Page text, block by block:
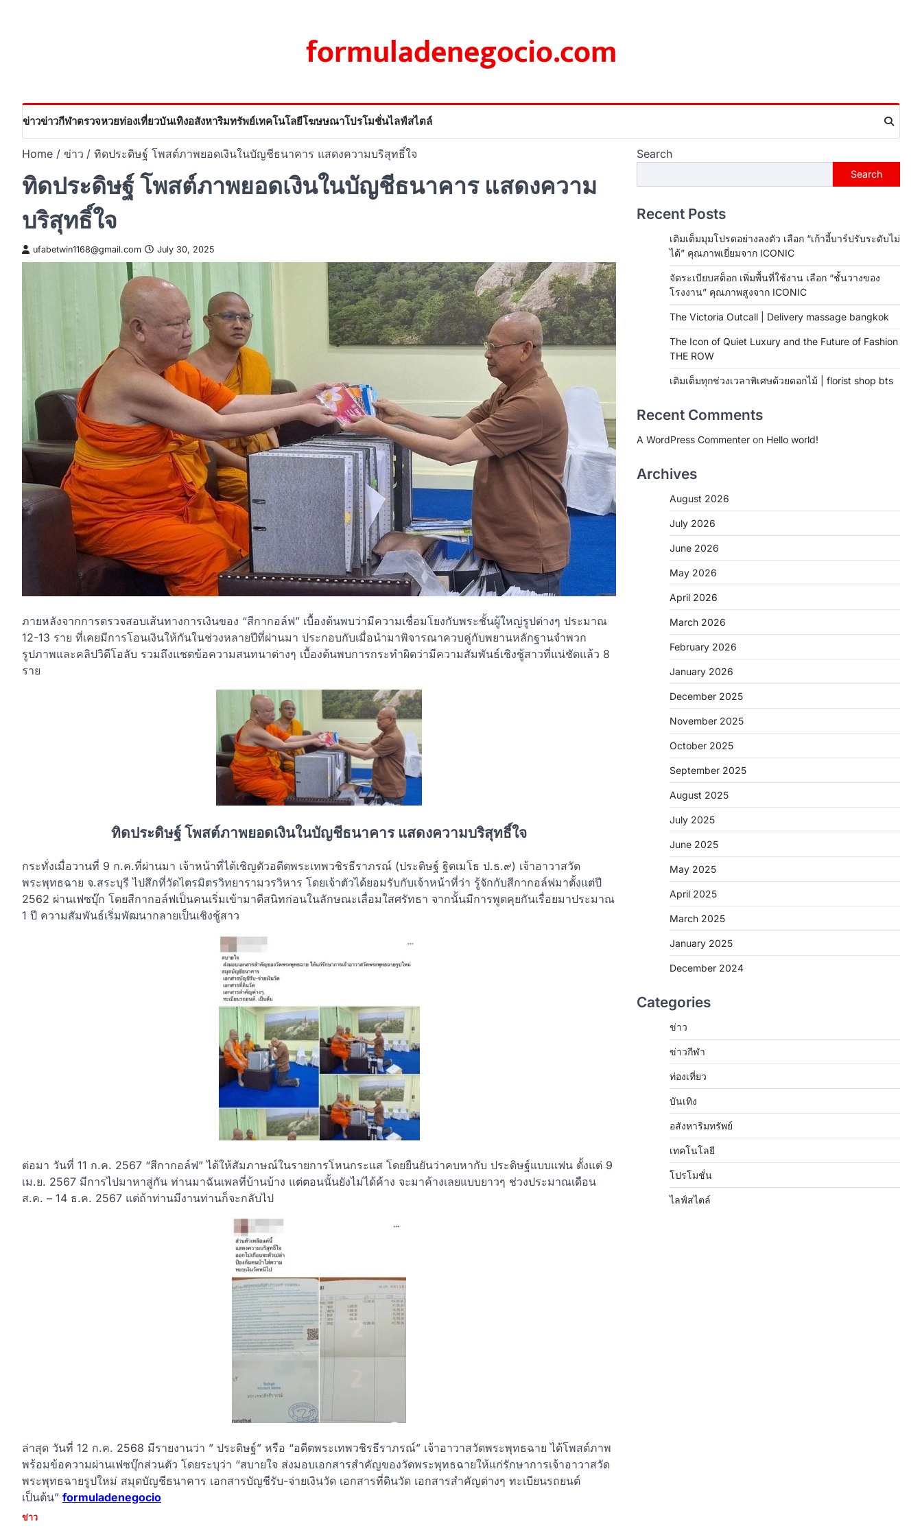
formuladenegocio.com
ข่าวข่าวกีฬาตรวจหวยท่องเที่ยวบันเทิงอสังหาริมทรัพย์เทคโนโลยีโฆษษณาโปรโมชั่นไลฟ์สไตล์
Home ข่าว ทิดประดิษฐ์ โพสต์ภาพยอดเงินในบัญชีธนาคาร แสดงความบริสุทธิ์ใจ
ทิดประดิษฐ์ โพสต์ภาพยอดเงินในบัญชีธนาคาร แสดงความ
บริสุทธิ์ใจ
ufabetwin1168@gmail.com July 30, 2025
ภายหลังจากการตรวจสอบเส้นทางการเงินของ “สีกากอล์ฟ” เบื้องต้นพบว่ามีความเชื่อมโยงกับพระชั้นผู้ใหญ่รูปต่างๆ ประมาณ
12-13 ราย ที่เคยมีการโอนเงินให้กันในช่วงหลายปีที่ผ่านมา ประกอบกับเมื่อนำมาพิจารณาควบคู่กับพยานหลักฐานจำพวก
รูปภาพและคลิปวิดีโอลับ รวมถึงแชตข้อความสนทนาต่างๆ เบื้องต้นพบการกระทำผิดว่ามีความสัมพันธ์เชิงชู้สาวที่แน่ชัดแล้ว 8
ราย
ทิดประดิษฐ์ โพสต์ภาพยอดเงินในบัญชีธนาคาร แสดงความบริสุทธิ์ใจ
กระทั่งเมื่อวานที่ 9 ก.ค.ที่ผ่านมา เจ้าหน้าที่ได้เชิญตัวอดีตพระเทพวชิรธีราภรณ์ (ประดิษฐ์ ฐิตเมโธ ป.ธ.๙) เจ้าอาวาสวัด
พระพุทธฉาย จ.สระบุรี ไปสึกที่วัดไตรมิตรวิทยารามวรวิหาร โดยเจ้าตัวได้ยอมรับกับเจ้าหน้าที่ว่า รู้จักกับสีกากอล์ฟมาตั้งแต่ปี
2562 ผ่านเฟซบุ๊ก โดยสีกากอล์ฟเป็นคนเริ่มเข้ามาตีสนิทก่อนในลักษณะเลื่อมใสศรัทธา จากนั้นมีการพูดคุยกันเรื่อยมาประมาณ
1 ปี ความสัมพันธ์เริ่มพัฒนากลายเป็นเชิงชู้สาว
ต่อมา วันที่ 11 ก.ค. 2567 “สีกากอล์ฟ” ได้ให้สัมภาษณ์ในรายการโหนกระแส โดยยืนยันว่าคบหากับ ประดิษฐ์แบบแฟน ตั้งแต่ 9
เม.ย. 2567 มีการไปมาหาสู่กัน ท่านมาฉันเพลที่บ้านบ้าง แต่ตอนนั้นยังไม่ได้ค้าง จะมาค้างเลยแบบยาวๆ ช่วงประมาณเดือน
ส.ค. – 14 ธ.ค. 2567 แต่ถ้าท่านมีงานท่านก็จะกลับไป
ล่าสุด วันที่ 12 ก.ค. 2568 มีรายงานว่า ” ประดิษฐ์” หรือ “อดีตพระเทพวชิรธีราภรณ์” เจ้าอาวาสวัดพระพุทธฉาย ได้โพสต์ภาพ
พร้อมข้อความผ่านเฟซบุ๊กส่วนตัว โดยระบุว่า “สบายใจ ส่งมอบเอกสารสำคัญของวัดพระพุทธฉายให้แก่รักษาการเจ้าอาวาสวัด
พระพุทธฉายรูปใหม่ สมุดบัญชีธนาคาร เอกสารบัญชีรับ-จ่ายเงินวัด เอกสารที่ดินวัด เอกสารสำคัญต่างๆ ทะเบียนรถยนต์
เป็นต้น” formuladenegocio
ข่าว
Search
Search
Recent Posts
เติมเต็มมุมโปรดอย่างลงตัว เลือก “เก้าอี้บาร์ปรับระดับไม่
ได้” คุณภาพเยี่ยมจาก ICONIC
จัดระเบียบสต็อก เพิ่มพื้นที่ใช้งาน เลือก “ชั้นวางของ
โรงงาน” คุณภาพสูงจาก ICONIC
The Victoria Outcall | Delivery massage bangkok
The Icon of Quiet Luxury and the Future of Fashion
THE ROW
เติมเต็มทุกช่วงเวลาพิเศษด้วยดอกไม้ | florist shop bts
Recent Comments
A WordPress Commenter on Hello world!
Archives
August 2026
July 2026
June 2026
May 2026
April 2026
March 2026
February 2026
January 2026
December 2025
November 2025
October 2025
September 2025
August 2025
July 2025
June 2025
May 2025
April 2025
March 2025
January 2025
December 2024
Categories
ข่าว
ข่าวกีฬา
ท่องเที่ยว
บันเทิง
อสังหาริมทรัพย์
เทคโนโลยี
โปรโมชั่น
ไลฟ์สไตล์